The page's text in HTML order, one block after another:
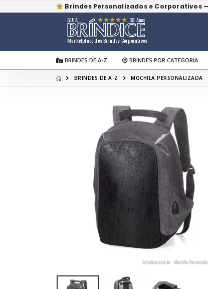
Brindes Personalizados e Corporativos
Marketplace dos Brindes Corporativos
GUIA 39 Anos
BRINDES DE A-Z BRINDES POR CATEGORIA
BRINDES DE A-Z MOCHILA PERSONALIZADA